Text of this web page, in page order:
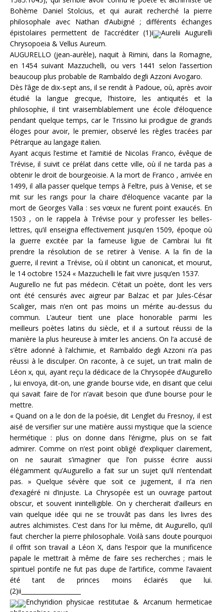
Bohème Daniel Stolcius, et qui aurait recherché la pierre
philosophale avec Nathan d’Aubigné ; différents échanges
épistolaires permettent de l’accréditer (1)i
Aurelii Augurelli
Chrysopoeia & Vellus Aureum.
AUGURELLO (jean-aurèle), naquit à Rimini, dans la Romagne,
en 1454 suivant Mazzuchelli, ou vers 1441 selon l’assertion
beaucoup plus probable de Rambaldo degli Azzoni Avogaro.
Dès l’âge de dix-sept ans, il se rendit à Padoue, où, après avoir
étudié la langue grecque, l’histoire, les antiquités et la
philosophie, il tint vraisemblablement une école d’éloquence
pendant quelque temps, car le Trissino lui prodigue de grands
éloges pour avoir, le premier, observé les règles tracées par
Pétrarque au langage italien.
Ayant acquis l’estime et l’amitié de Nicolas Franco, évêque de
Trévise, il suivit ce prélat dans cette ville, où il ne tarda pas a
obtenir le droit de bourgeoisie. A la mort de Franco , arrivée en
1499, il alla passer quelque temps à Feltre, puis à Venise, et se
mit sur les rangs pour la chaire d’éloquence vacante par la
mort de Georges Valla : ses vœux ne furent point exaucés. En
1503 , on le rappela à Trévise pour y professer les belles-
lettres, qu’il enseigna effectivement jusqu’en 1509, époque où
la guerre excitée par la fameuse ligue de Cambrai lui fit
prendre la résolution de se retirer à Venise. A la fin de la
guerre, il revint a Trévise, où il obtint un canonicat, et mourut,
le 14 octobre 1524 « Mazzuchelli le fait vivre jusqu’en 1537.
Augurello ne fut pas médecin. C’était un poète, dont les vers
ont été censurés avec aigreur par Balzac et par Jules-César
Scaliger, mais n’en ont pas moins un mérite au-dessus du
commun. L’auteur tient une place honorable parmi les
meilleurs poètes latins du siècle, et il a surtout réussi de la
manière la plus heureuse à imiter les anciens. On l’a accusé de
s’être adonné à l’alchimie, et Rambaldo degli Azzoni n’a pas
réussi à le disculper. On raconte, à ce sujet, un trait malin de
Léon x, qui, ayant reçu la dédicace de la Chrysopée d’Augurello
, lui envoya, dit-on, une grande bourse vide, en disant que celui
qui savait faire de l’or n’avait besoin que d’une bourse pour le
mettre.
« Quand on a le don de la poésie, dit Lenglet du Fresnoy, il est
aisé de versifier sur une matière aussi mystique que la science
hermétique : plus on donne dans l’énigme, plus on se fait
admirer. Comme on n’est point obligé d’expliquer clairement,
on ne saurait s’imaginer que l’on puisse écrire aussi
élégamment qu’Augurello a fait sur un sujet qu’il n’entendait
pas. » Quelque sévère que soit ce jugement, il n’a rien
d’exagéré ni d’injuste. La Chrysopée est un ouvrage partout
obscur, et souvent inintelligible. On y chercherait d’ailleurs en
vain quelque idée qui ne se trouvât pas dans les livres des
autres alchimistes. C’est dans l’or lui même, dit Augurello, qu’il
faut chercher la pierre philosophale. Voilà sans doute pourquoi
il offrit son travail a Léon X, dans l’espoir que la munificence
papale le mettrait à même de faire ses recherches ; mais le
spirituel pontife ne fut pas dupe de l’artifice, comme l’avaient
été tant de princes moins éclairés que lui.
(2)ii____________________
Enchyridion physicae restitutae & Arcanum hermeticae